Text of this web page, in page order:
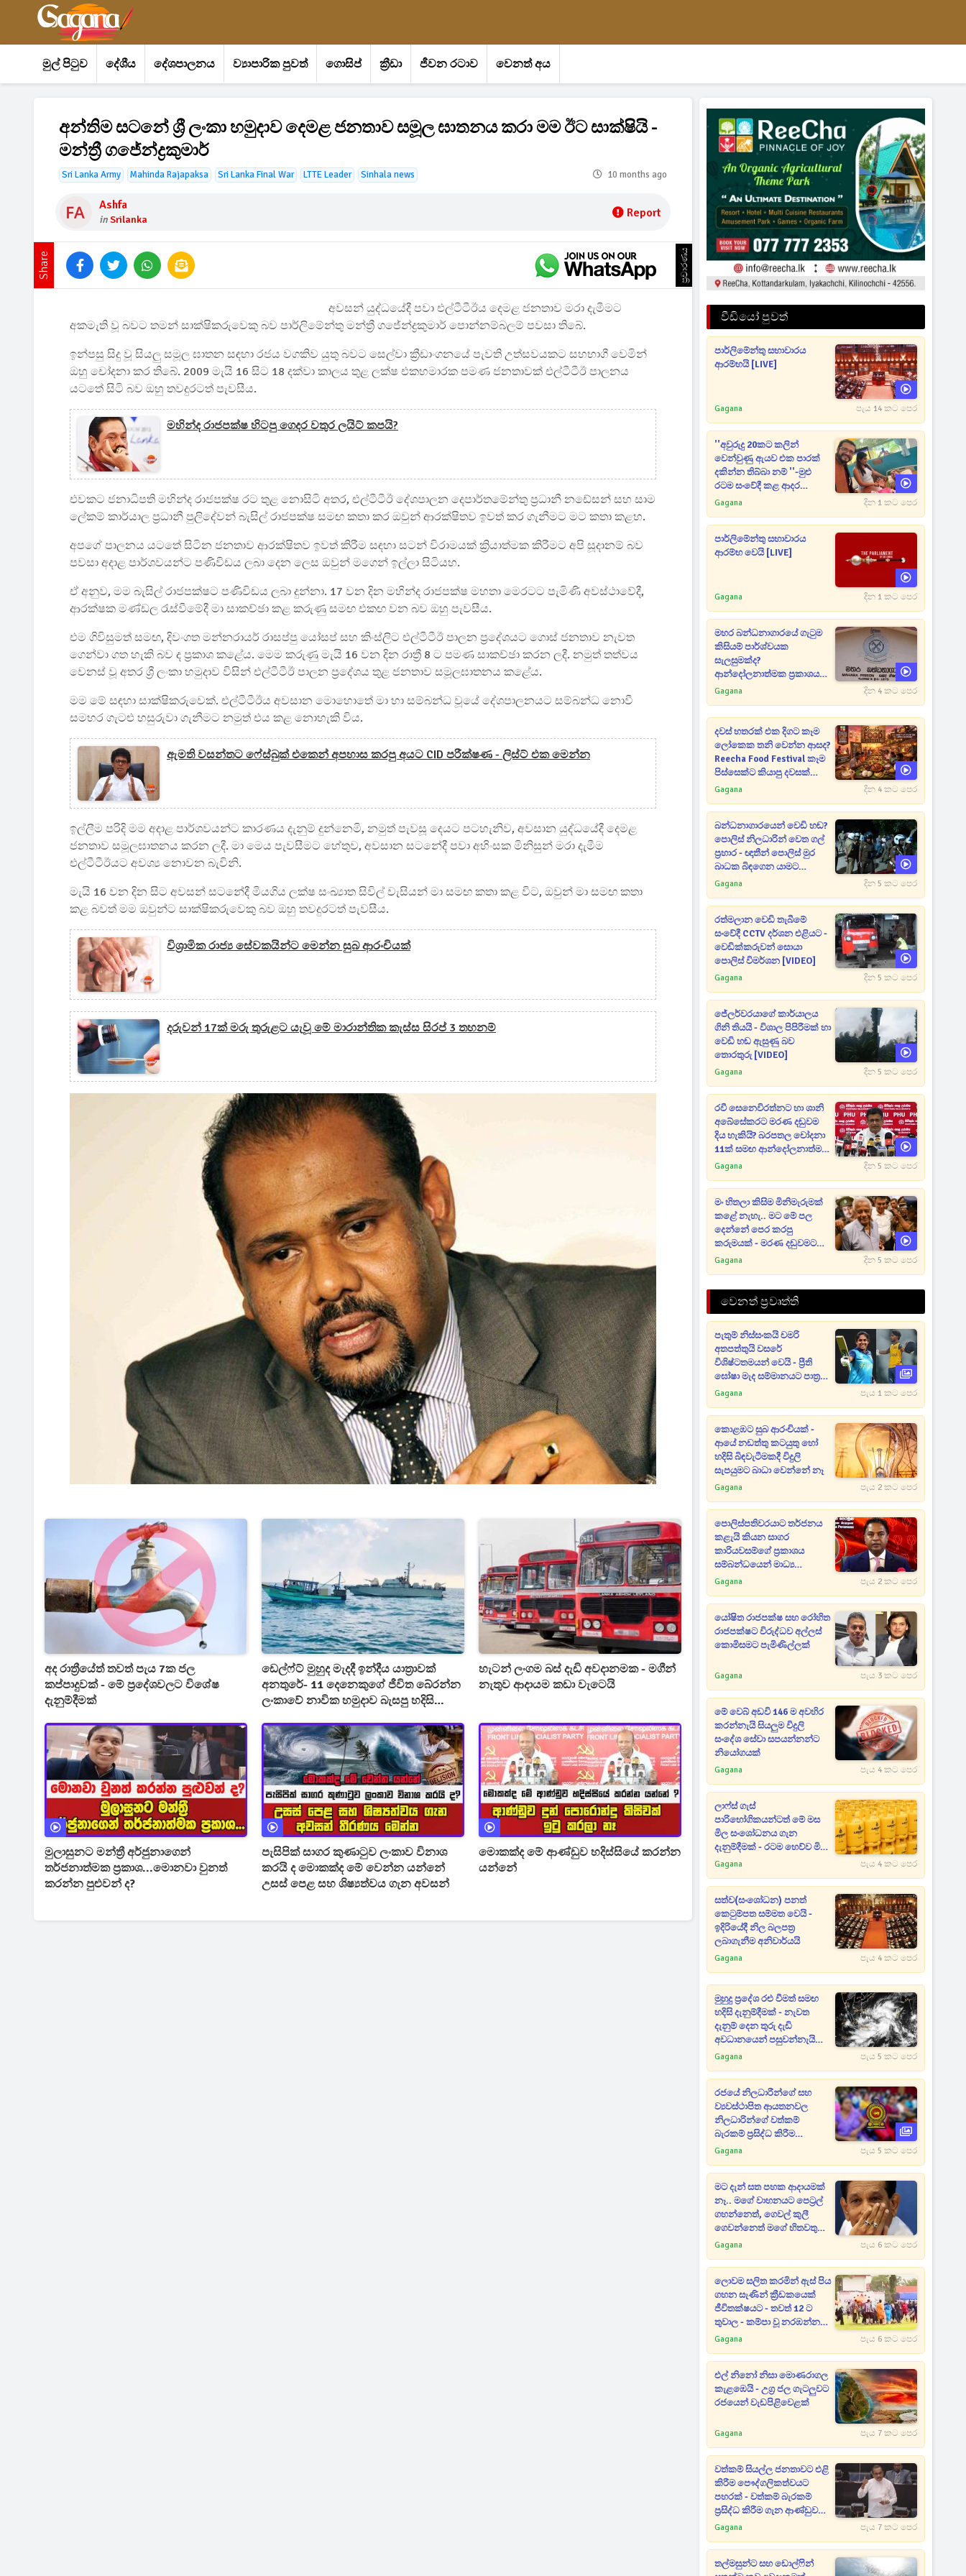
මුල් පිටුව දේශීය දේශපාලනය ව්‍යාපාරික පුවත් ගොසිප් ක්‍රීඩා ජීවන රටාව වෙනත් අය
අන්තිම සටනේ ශ්‍රී ලංකා හමුදාව දෙමළ ජනතාව සමූල ඝාතනය කරා මම ඊට සාක්ෂියි -
මන්ත්‍රී ගජේන්ද්‍රකුමාර්
Sri Lanka Army Mahinda Rajapaksa Sri Lanka Final War LTTE Leader Sinhala news 10 months ago
Ashfa
inSrilanka Report
Share ප්‍රචාරණය
අවසන් යුද්ධයේදී පවා එල්ටීටීඊය දෙමළ ජනතාව මරා දැමීමට
අකමැති වූ බවට තමන් සාක්ෂිකරුවෙකු බව පාර්ලිමේන්තු මන්ත්‍රී ගජේන්ද්‍රකුමාර් පොන්නම්බලම් පවසා තිබේ.
ඉන්පසු සිදු වූ සියලු සමූල ඝාතන සඳහා රජය වගකිව යුතු බවට සෙල්වා ක්‍රීඩාංගනයේ පැවති උත්සවයකට සහභාගී වෙමින්
ඔහු චෝදනා කර තිබේ. 2009 මැයි 16 සිට 18 දක්වා කාලය තුළ ලක්ෂ එකහමාරක පමණ ජනතාවක් එල්ටීටීඊ පාලනය
යටතේ සිටි බව ඔහු තවදුරටත් පැවසීය.
මහින්ද රාජපක්ෂ හිටපු ගෙදර වතුර ලයිට් කපයි?
එවකට ජනාධිපති මහින්ද රාජපක්ෂ රට තුළ නොසිටි අතර, එල්ටීටීඊ දේශපාලන දෙපාර්තමේන්තු ප්‍රධානී නඩේසන් සහ සාම
ලේකම් කාර්යාල ප්‍රධානී පුලිදේවන් බැසිල් රාජපක්ෂ සමඟ කතා කර ඔවුන් ආරක්ෂිතව ඉවත් කර ගැනීමට මට කතා කළහ.
අපගේ පාලනය යටතේ සිටින ජනතාව ආරක්ෂිතව ඉවත් කිරීම සඳහා සටන් විරාමයක් ක්‍රියාත්මක කිරීමට අපි සූදානම් බව
පවසා අදාළ පාර්ශවයන්ට පණිවිඩය ලබා දෙන ලෙස ඔවුන් මගෙන් ඉල්ලා සිටියහ.
ඒ අනුව, මම බැසිල් රාජපක්ෂට පණිවිඩය ලබා දුන්නා. 17 වන දින මහින්ද රාජපක්ෂ මහතා මෙරටට පැමිණි අවස්ථාවේදී,
ආරක්ෂක මණ්ඩල රැස්වීමේදී මා සාකච්ඡා කළ කරුණු සමඟ එකඟ වන බව ඔහු පැවසීය.
එම ගිවිසුමත් සමඟ, දිවංගත මන්නරායර් රාසප්පු යෝසප් සහ කිංස්ලිට එල්ටීටීඊ පාලන ප්‍රදේශයට ගොස් ජනතාව නැවත
ගෙන්වා ගත හැකි බව ද ප්‍රකාශ කළේය. මෙම කරුණු මැයි 16 වන දින රාත්‍රී 8 ට පමණ සාකච්ඡා කරන ලදී. නමුත් තත්වය
වෙනස් වූ අතර ශ්‍රී ලංකා හමුදාව විසින් එල්ටීටීඊ පාලන ප්‍රදේශය තුළ ජනතාව සමූලඝාතනය කළේය.
මම මේ සඳහා සාක්ෂිකරුවෙක්. එල්ටීටීඊය අවසාන මොහොතේ මා හා සම්බන්ධ වූයේ දේශපාලනයට සම්බන්ධ නොවී
සමහර ගැටළු හසුරුවා ගැනීමට නමුත් එය කළ නොහැකි විය.
ඇමති වසන්තට ෆේස්බුක් එකෙන් අපහාස කරපු අයට CID පරීක්ෂණ - ලිස්ට් එක මෙන්න
ඉල්ලීම පරිදි මම අදාළ පාර්ශවයන්ට කාරණය දැනුම් දුන්නෙමි, නමුත් පැවසූ දෙයට පටහැනිව, අවසාන යුද්ධයේදී දෙමළ
ජනතාව සමූලඝාතනය කරන ලදී. මා මෙය පැවසීමට හේතුව, අවසාන සටනේදී පවා අහිංසක මිනිසුන් මරා දැමීම
එල්ටීටීඊයට අවශ්‍ය නොවන බැවිනි.
මැයි 16 වන දින සිට අවසන් සටනේදී මියගිය ලක්ෂ සංඛ්‍යාත සිවිල් වැසියන් මා සමඟ කතා කළ විට, ඔවුන් මා සමඟ කතා
කළ බවත් මම ඔවුන්ට සාක්ෂිකරුවෙකු බව ඔහු තවදුරටත් පැවසීය.
විශ්‍රාමික රාජ්‍ය සේවකයින්ට මෙන්න සුබ ආරංචියක්
දරුවන් 17ක් මරු තුරුළට යැවූ මේ මාරාන්තික කැස්ස සිරප් 3 තහනම්
අද රාත්‍රීයේත් තවත් පැය 7ක ජල
කප්පාදුවක් - මේ ප්‍රදේශවලට විශේෂ
දැනුම්දීමක්
ඩෙල්ෆ්ට් මුහුද මැදදී ඉන්දීය යාත්‍රාවක්
අනතුරේ- 11 දෙනෙකුගේ ජීවිත බේරන්න
ලංකාවේ නාවික හමුදාව බැසපු හදිසි
හැටන් ලංගම බස් දැඩි අවදානමක - මගීන්
නැතුව ආදායම කඩා වැටෙයි
මුලාසුනට මන්ත්‍රී අර්ජුනාගෙන්
තර්ජනාත්මක ප්‍රකාශ...මොනවා වුනත්
කරන්න පුළුවන් ද?
පැසිපික් සාගර කුණාටුව ලංකාව විනාශ
කරයි ද මොකක්ද මේ වෙන්න යන්නේ
උසස් පෙළ සහ ශිෂ්‍යත්වය ගැන අවසන්
මොකක්ද මේ ආණ්ඩුව හදිස්සියේ කරන්න
යන්නේ
වීඩියෝ පුවත්
පාර්ලිමේන්තු සභාවාරය
ආරම්භයි [LIVE]
Gagana පැය 14 කට පෙර
''අවුරුදු 20කට කලින්
වෙන්වුණු ඇයව එක පාරක්
දකින්න තිබ්බා නම් ''-මුළු
රටම සංවේදී කළ ආදර
අමරණීය මතකය
Gagana දින 1 කට පෙර
පාර්ලිමේන්තු සභාවාරය
ආරම්භ වෙයි [LIVE]
Gagana දින 1 කට පෙර
මහර බන්ධනාගාරයේ ගැටුම
කිසියම් පාර්ශ්වයක
සැලසුමක්ද?
ආන්දෝලනාත්මක ප්‍රකාශයක්
එළියට [VIDEO]
Gagana දින 4 කට පෙර
දවස් හතරක් එක දිගට කෑම
ලෝකෙක තනි වෙන්න ආසද?
Reecha Food Festival කෑම
පිස්සෙක්ට කියාපු දවසක්
මෙන්න
Gagana දින 4 කට පෙර
බන්ධනාගාරයෙන් වෙඩි හඬ?
පොලිස් නිලධාරින් වෙත ගල්
ප්‍රහාර - ඥාතීන් පොලිස් මුර
බාධක බිඳගෙන යාමට
උත්සාහයක [VIDEO]
Gagana දින 5 කට පෙර
රත්මලාන වෙඩි තැබීමේ
සංවේදී CCTV දර්ශන එළියට -
වෙඩික්කරුවන් සොයා
පොලිස් විමර්ශන [VIDEO]
Gagana දින 5 කට පෙර
ජේලර්වරයාගේ කාර්යාලය
ගිනි තියයි - විශාල පිපිරීමක් හා
වෙඩි හඬ ඇසුණු බව
තොරතුරු [VIDEO]
Gagana දින 5 කට පෙර
රවී සෙනෙවිරත්නට හා ශානි
අබේසේකරට මරණ දඬුවම
දිය හැකියි? බරපතල චෝදනා
11ක් සමඟ ආන්දෝලනාත්මක
ප්‍රකාශයක් [VIDEO]
Gagana දින 5 කට පෙර
මං හිතලා කිසිම මිනිමැරුමක්
කළේ නැහැ.. මට මේ පල
දෙන්නේ පෙර කරපු
කරුමයක් - මරණ දඬුවමට
කළින් කට ඇරපු පූජිත් හඬා
Gagana දින 5 කට පෙර
වෙනත් ප්‍රවෘත්ති
පැතුම් නිස්සංකයි චමරි
අතපත්තුයි වසරේ
විශිෂ්ටතමයන් වෙයි - ප්‍රීති
ඝෝෂා මැද සම්මානයට පාත්‍ර
වෙයි
Gagana පැය 1 කට පෙර
කොළඹට සුබ ආරංචියක් -
ආයේ නඩත්තු කටයුතු හෝ
හදිසි බිඳවැටීමකදී විදුලි
සැපයුමට බාධා වෙන්නේ නෑ
Gagana පැය 2 කට පෙර
පොලිස්පතිවරයාට තර්ජනය
කළැයි කියන සාගර
කාරියවසම්ගේ ප්‍රකාශය
සම්බන්ධයෙන් මාධ්‍ය
ආයතනවලටත් නියෝගයක්
Gagana පැය 2 කට පෙර
යෝෂිත රාජපක්ෂ සහ රෝහිත
රාජපක්ෂට විරුද්ධව අල්ලස්
කොමිසමට පැමිණිල්ලක්
Gagana පැය 3 කට පෙර
මේ වෙබ් අඩවි 146 ම අවහිර
කරන්නැයි සියලුම විදුලි
සංදේශ සේවා සපයන්නන්ට
නියෝගයක්
Gagana පැය 4 කට පෙර
ලාෆ්ස් ගැස්
පාරිභෝගිකයන්ටත් මේ මස
මිල සංශෝධනය ගැන
දැනුම්දීමක් - රටම හෙව්ව මිල
ගණන් මෙන්න
Gagana පැය 4 කට පෙර
සත්ව(සංශෝධන) පනත්
කෙටුම්පත සම්මත වෙයි -
ඉදිරියේදී නිල බලපත්‍ර
ලබාගැනීම අනිවාර්යයි
Gagana පැය 4 කට පෙර
මුහුදු ප්‍රදේශ රළු වීමත් සමඟ
හදිසි දැනුම්දීමක් - නැවත
දැනුම් දෙන තුරු දැඩි
අවධානයෙන් පසුවන්නැයි
දන්වයි
Gagana පැය 5 කට පෙර
රජයේ නිලධාරීන්ගේ සහ
ව්‍යවස්ථාපිත ආයතනවල
නිලධාරින්ගේ වත්කම්
බැරකම් ප්‍රසිද්ධ කිරීම
සම්බන්ධයෙන් සංශෝධනයක්
Gagana පැය 5 කට පෙර
මට දැන් සත පහක ආදායමක්
නෑ.. මගේ වාහනයට පෙට්‍රල්
ගහන්නෙත්, ගෙවල් කුලී
ගෙවන්නෙත් මගේ හිතවතුන්
- දේශපාලනේට ආවැයින් වූ
Gagana පැය 6 කට පෙර
ලොවම සලිත කරමින් ඇස් පිය
ගහන සැණින් ක්‍රීඩකයෙක්
ජීවිතක්ෂයට - තවත් 12 ට
තුවාල - කම්පා වූ නරඹන්නන්
සියලු දෙනා පිටියට දුවන් එයි
Gagana පැය 6 කට පෙර
එල් නිනෝ නිසා මොණරාගල
කැළඹෙයි - උග්‍ර ජල ගැටලුවට
රජයෙන් වැඩපිළිවෙළක්
Gagana පැය 7 කට පෙර
වත්කම් සියල්ල ජනතාවට එළි
කිරීම පෞද්ගලිකත්වයට
පහරක් - වත්කම් බැරකම්
ප්‍රසිද්ධ කිරීම ගැන ආණ්ඩුව
ගන්න යන අලුත්ම තීරණය
Gagana පැය 7 කට පෙර
තල්මසුන්ට සහ ඩොල්ෆින්